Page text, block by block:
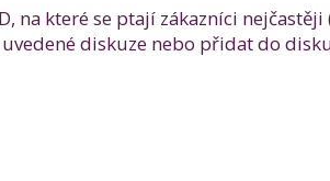
na které se ptají zákazníci
diskuze nebo přidat do